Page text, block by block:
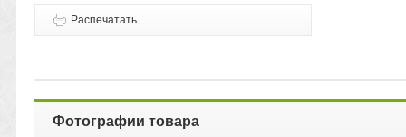
Распечатать
Фотографии товара